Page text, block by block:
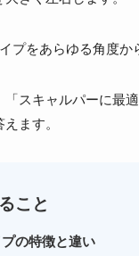
プをあらゆる角度か
「スキャルパーに最
ます。
こと
の特徴と違い